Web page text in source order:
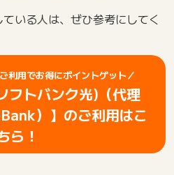
いる人は、ぜひ参考にしてく
利用でお得にポイントゲット／
フトバンク光)（代理
）】のご利用はこ
ら！